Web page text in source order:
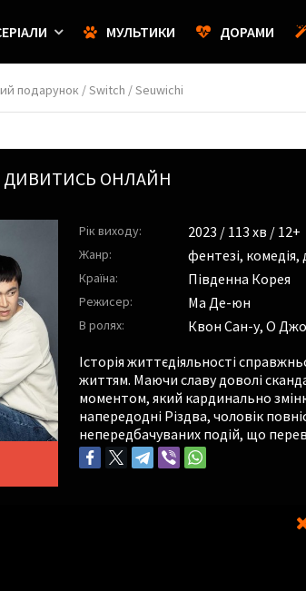
МУЛЬТИКИ ДОРАМИ
подарунок / Switch / Seuwichi
ДИВИТИСЬ ОНЛАЙН
Рік виходу: 2023 / 113 хв / 12+
Жанр: фентезі, комедія,
Країна: Південна Корея
Режисер: Ма Де-юн
В ролях: Квон Сан-у, О
Історія життєдіяльності
життям. Маючи славу доволі
моментом, який кардинально
напередодні Різдва, чоловік
непередбачуваних подій, що